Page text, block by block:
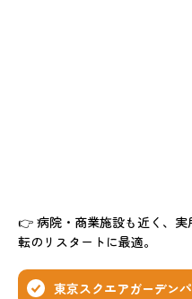
👉 病院・商業施設も近く、
転のリスタートに最適。
東京スクエアガーデンパ